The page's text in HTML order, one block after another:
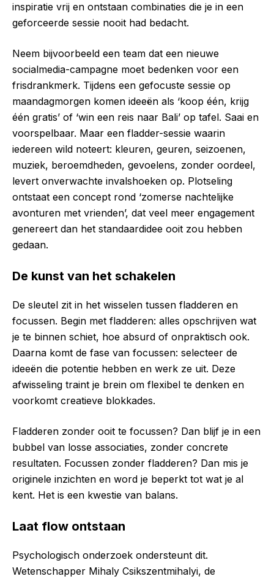
inspiratie vrij en ontstaan combinaties die je in een
geforceerde sessie nooit had bedacht.
Neem bijvoorbeeld een team dat een nieuwe
socialmedia-campagne moet bedenken voor een
frisdrankmerk. Tijdens een gefocuste sessie op
maandagmorgen komen ideeën als ‘koop één, krijg
één gratis’ of ‘win een reis naar Bali’ op tafel. Saai en
voorspelbaar. Maar een fladder-sessie waarin
iedereen wild noteert: kleuren, geuren, seizoenen,
muziek, beroemdheden, gevoelens, zonder oordeel,
levert onverwachte invalshoeken op. Plotseling
ontstaat een concept rond ‘zomerse nachtelijke
avonturen met vrienden’, dat veel meer engagement
genereert dan het standaardidee ooit zou hebben
gedaan.
De kunst van het schakelen
De sleutel zit in het wisselen tussen fladderen en
focussen. Begin met fladderen: alles opschrijven wat
je te binnen schiet, hoe absurd of onpraktisch ook.
Daarna komt de fase van focussen: selecteer de
ideeën die potentie hebben en werk ze uit. Deze
afwisseling traint je brein om flexibel te denken en
voorkomt creatieve blokkades.
Fladderen zonder ooit te focussen? Dan blijf je in een
bubbel van losse associaties, zonder concrete
resultaten. Focussen zonder fladderen? Dan mis je
originele inzichten en word je beperkt tot wat je al
kent. Het is een kwestie van balans.
Laat flow ontstaan
Psychologisch onderzoek ondersteunt dit.
Wetenschapper Mihaly Csikszentmihalyi, de